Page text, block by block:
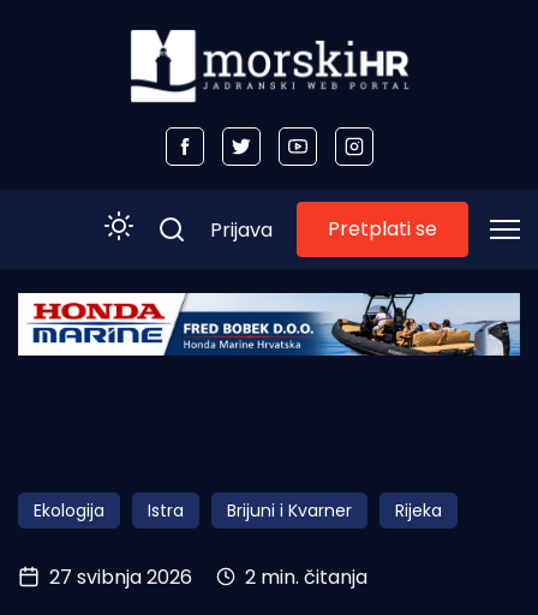
Početna
Obala
Otoci
Turizam i nautika
Prijava Pretplati se
Ekologija Istra Brijuni i Kvarner Rijeka
27 svibnja 2026 2 min. čitanja